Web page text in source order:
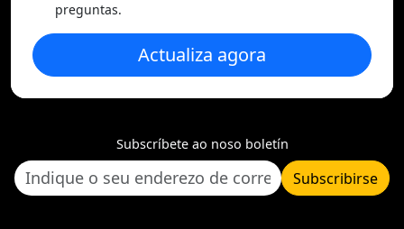
preguntas.
Actualiza agora
Subscríbete ao noso boletín
Subscribirse